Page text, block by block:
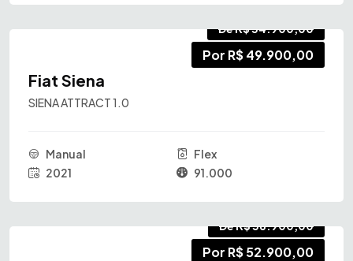
De R$ 54.900,00
Por R$ 49.900,00
Fiat Siena
SIENA ATTRACT 1.0
Manual
Flex
2021
91.000
De R$ 58.900,00
Por R$ 52.900,00